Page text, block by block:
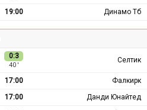
19:00 Динамо Тб
0:3
40 ′
Селтик
17:00
Фалкирк
17:00
Данди Юнайтед